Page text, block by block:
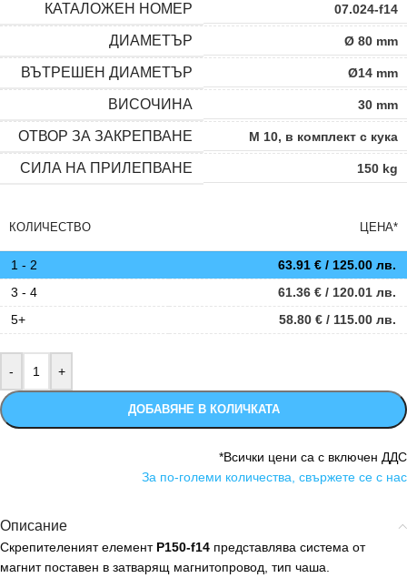
КАТАЛОЖЕН НОМЕР 07.024-f14
ДИАМЕТЪР Ø 80 mm
ВЪТРЕШЕН ДИАМЕТЪР Ø14 mm
ВИСОЧИНА 30 mm
ОТВОР ЗА ЗАКРЕПВАНЕ M 10, в комплект с кука
СИЛА НА ПРИЛЕПВАНЕ 150 kg
КОЛИЧЕСТВО ЦЕНА*
1 - 2 63.91 € / 125.00 лв.
3 - 4
61.36 € / 120.01 лв.
5+
58.80 € / 115.00 лв.
ДОБАВЯНЕ В КОЛИЧКАТА
*Всички цени са с включен ДДС
За по-големи количества, свържете се с нас
Описание
Скрепителеният елемент P150-f14 представлява система от
магнит поставен в затварящ магнитопровод, тип чаша.